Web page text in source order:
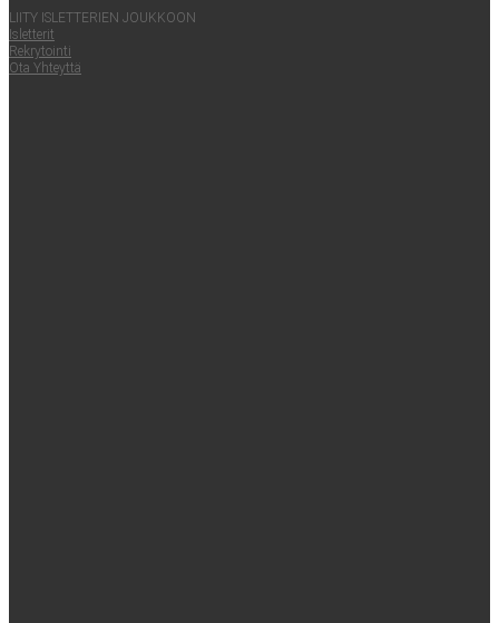
LII­TY ISLET­TE­RIEN JOUKKOON
Islet­te­rit
Rek­ry­toin­ti
Ota Yhteyt­tä